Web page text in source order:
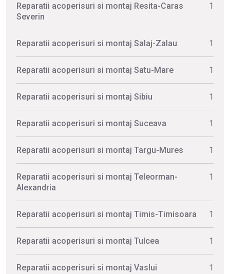
Reparatii acoperisuri si montaj Resita-Caras
Severin
1
Reparatii acoperisuri si montaj Salaj-Zalau 1
Reparatii acoperisuri si montaj Satu-Mare 1
Reparatii acoperisuri si montaj Sibiu 1
Reparatii acoperisuri si montaj Suceava 1
Reparatii acoperisuri si montaj Targu-Mures 1
Reparatii acoperisuri si montaj Teleorman-
Alexandria
1
Reparatii acoperisuri si montaj Timis-Timisoara 1
Reparatii acoperisuri si montaj Tulcea 1
Reparatii acoperisuri si montaj Vaslui 1